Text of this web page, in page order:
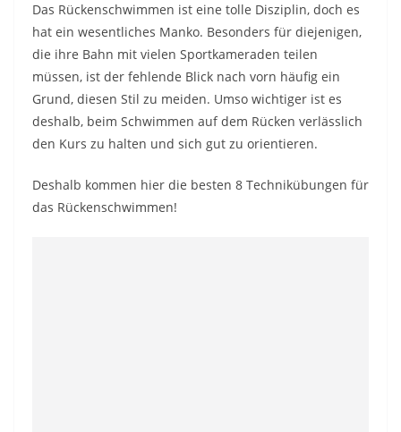
Das Rückenschwimmen ist eine tolle Disziplin, doch es
hat ein wesentliches Manko. Besonders für diejenigen,
die ihre Bahn mit vielen Sportkameraden teilen
müssen, ist der fehlende Blick nach vorn häufig ein
Grund, diesen Stil zu meiden. Umso wichtiger ist es
deshalb, beim Schwimmen auf dem Rücken verlässlich
den Kurs zu halten und sich gut zu orientieren.
Deshalb kommen hier die besten 8 Technikübungen für
das Rückenschwimmen!